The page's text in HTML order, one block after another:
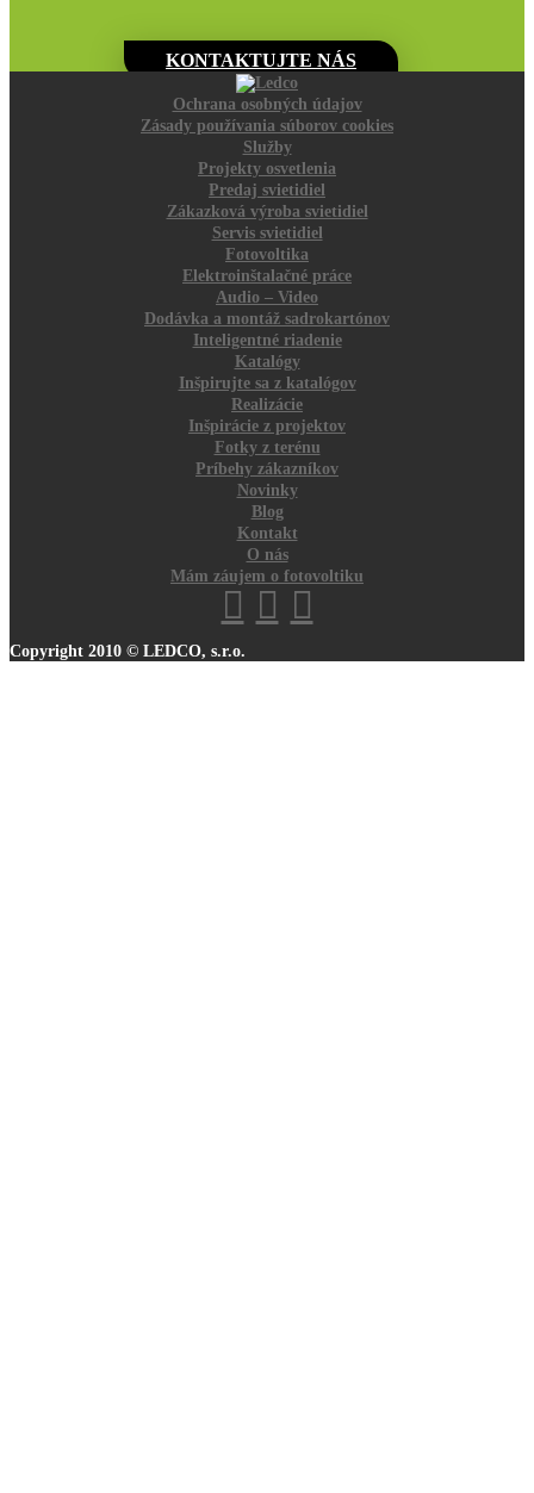
KONTAKTUJTE NÁS
Ochrana osobných údajov
Zásady používania súborov cookies
Služby
Projekty osvetlenia
Predaj svietidiel
Zákazková výroba svietidiel
Servis svietidiel
Fotovoltika
Elektroinštalačné práce
Audio – Video
Dodávka a montáž sadrokartónov
Inteligentné riadenie
Katalógy
Inšpirujte sa z katalógov
Realizácie
Inšpirácie z projektov
Fotky z terénu
Príbehy zákazníkov
Novinky
Blog
Kontakt
O nás
Mám záujem o fotovoltiku
Copyright 2010 © LEDCO, s.r.o.